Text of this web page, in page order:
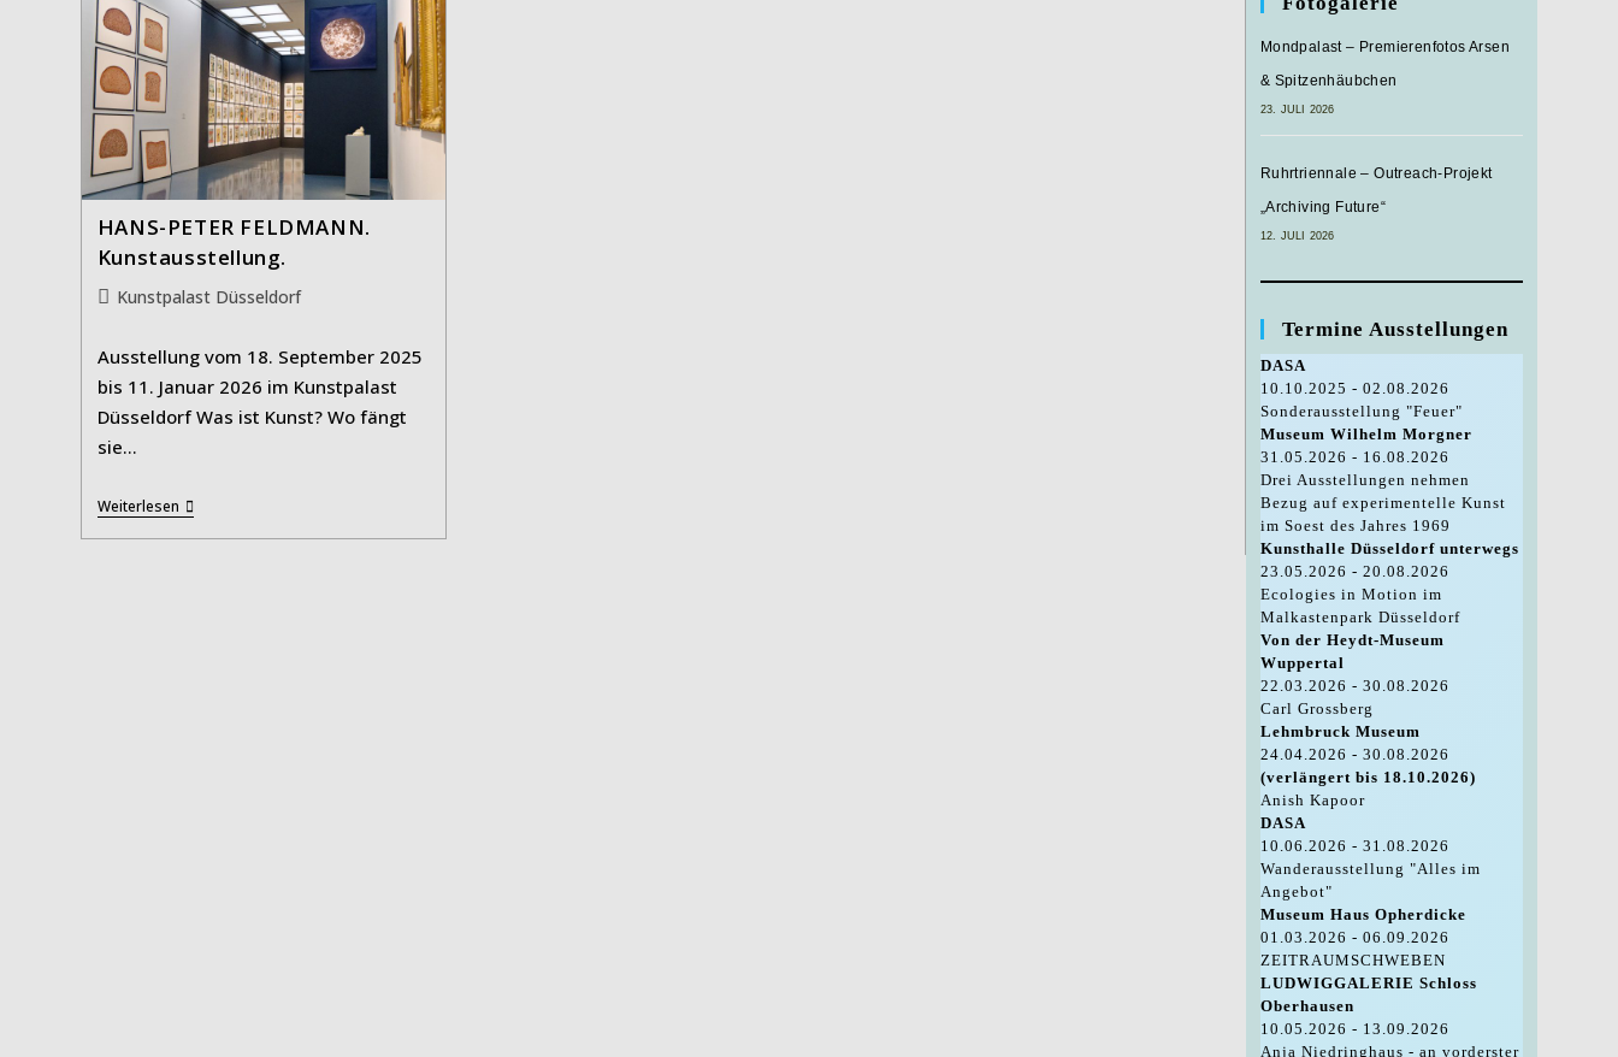
HANS-PETER FELDMANN.
Kunstausstellung.
Beitrags-
Kunstpalast Düsseldorf
Ausstellung vom 18. September 2025
bis 11. Januar 2026 im Kunstpalast
Düsseldorf Was ist Kunst? Wo fängt
sie…
WeiterlesenHANS-
PETER
FELDMANN.
Mondpalast – Premierenfotos Arsen
& Spitzenhäubchen
23. JULI 2026
Ruhrtriennale – Outreach-Projekt
„Archiving Future“
12. JULI 2026
Termine Ausstellungen
DASA
10.10.2025 - 02.08.2026
Sonderausstellung "Feuer"
Museum Wilhelm Morgner
31.05.2026 - 16.08.2026
Drei Ausstellungen nehmen
Bezug auf experimentelle Kunst
im Soest des Jahres 1969
Kunsthalle Düsseldorf unterwegs
23.05.2026 - 20.08.2026
Ecologies in Motion im
Malkastenpark Düsseldorf
Von der Heydt-Museum
Wuppertal
22.03.2026 - 30.08.2026
Carl Grossberg
Lehmbruck Museum
24.04.2026 - 30.08.2026
(verlängert bis 18.10.2026)
Anish Kapoor
DASA
10.06.2026 - 31.08.2026
Wanderausstellung "Alles im
Angebot"
Museum Haus Opherdicke
01.03.2026 - 06.09.2026
ZEITRAUMSCHWEBEN
LUDWIGGALERIE Schloss
Oberhausen
10.05.2026 - 13.09.2026
Anja Niedringhaus - an vorderster